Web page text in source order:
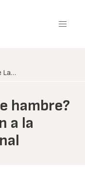
La…
hambre?
a la